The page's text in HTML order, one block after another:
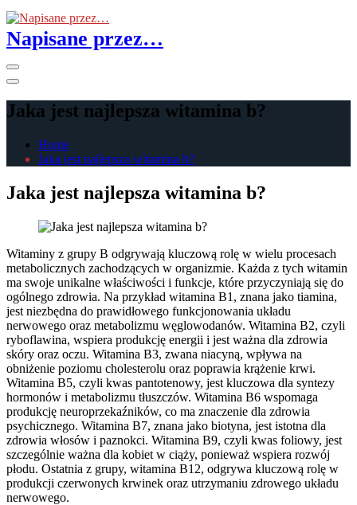
Skip
to
the
Napisane przez…
Jaka jest najlepsza witamina b?
Home
Jaka jest najlepsza witamina b?
Jaka jest najlepsza witamina b?
Witaminy z grupy B odgrywają kluczową rolę w wielu procesach
metabolicznych zachodzących w organizmie. Każda z tych witamin
ma swoje unikalne właściwości i funkcje, które przyczyniają się do
ogólnego zdrowia. Na przykład witamina B1, znana jako tiamina,
jest niezbędna do prawidłowego funkcjonowania układu
nerwowego oraz metabolizmu węglowodanów. Witamina B2, czyli
ryboflawina, wspiera produkcję energii i jest ważna dla zdrowia
skóry oraz oczu. Witamina B3, zwana niacyną, wpływa na
obniżenie poziomu cholesterolu oraz poprawia krążenie krwi.
Witamina B5, czyli kwas pantotenowy, jest kluczowa dla syntezy
hormonów i metabolizmu tłuszczów. Witamina B6 wspomaga
produkcję neuroprzekaźników, co ma znaczenie dla zdrowia
psychicznego. Witamina B7, znana jako biotyna, jest istotna dla
zdrowia włosów i paznokci. Witamina B9, czyli kwas foliowy, jest
szczególnie ważna dla kobiet w ciąży, ponieważ wspiera rozwój
płodu. Ostatnia z grupy, witamina B12, odgrywa kluczową rolę w
produkcji czerwonych krwinek oraz utrzymaniu zdrowego układu
nerwowego.